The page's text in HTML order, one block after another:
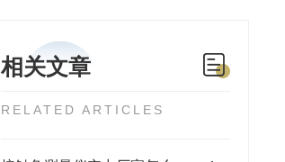
相关文章
RELATED ARTICLES